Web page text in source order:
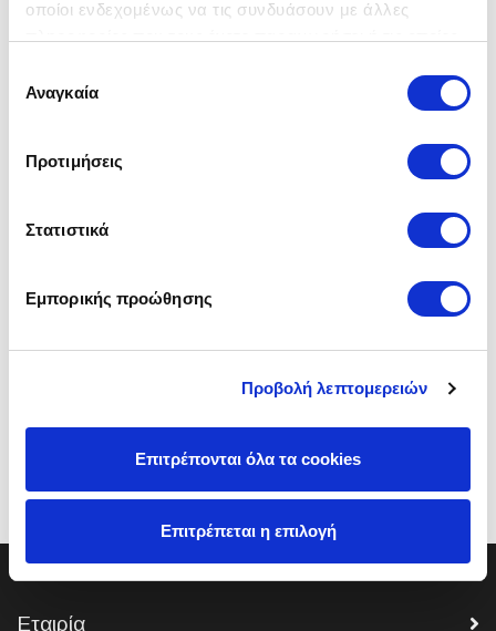
οποίοι ενδεχομένως να τις συνδυάσουν με άλλες
των υπηρεσιών τους.
συγκατάθεσης
Αναγκαία
Προτιμήσεις
Στατιστικά
Εμπορικής προώθησης
Προβολή λεπτομερειών
Επιτρέπονται όλα τα cookies
Επιτρέπεται η επιλογή
Το έπιπλο TVGroovy εντάσσεται ιδανικά σε
κάθε σύγχρονο σαλόνι, συνδυάζοντας
αισθητική.
απόχρωση ξύλου, σκούρες λεπτομέρειες και
σύνθεση που αναβαθμίζει τον χώρο
Διαθέτει:
: (180x40x50)cm.
Εταιρία